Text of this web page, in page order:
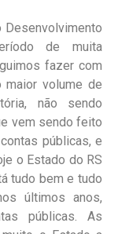
Desenvolvimento
de muita
fazer com
volume de
não sendo
vem sendo feito
públicas, e
o Estado do RS
tudo bem e tudo
últimos anos,
públicas. As